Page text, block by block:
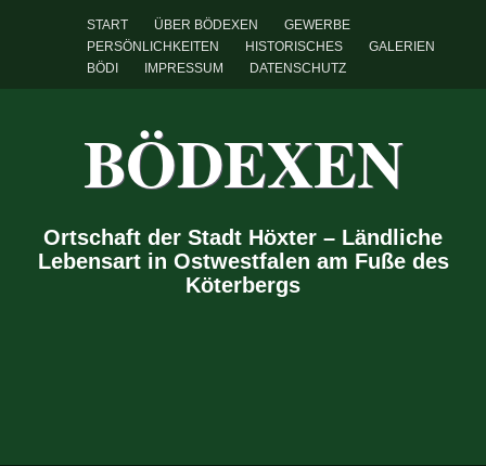
START ÜBER BÖDEXEN
GEWERBE
PERSÖNLICHKEITEN
HISTORISCHES
GALERIEN
BÖDI
IMPRESSUM DATENSCHUTZ
BÖDEXEN
Ortschaft der Stadt Höxter – Ländliche
Lebensart in Ostwestfalen am Fuße des
Köterbergs